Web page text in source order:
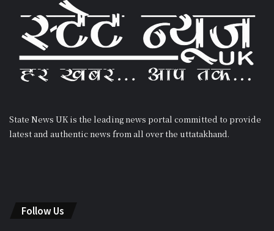
State News UK is the leading news portal committed to provide
latest and authentic news from all over the uttatakhand.
Follow Us